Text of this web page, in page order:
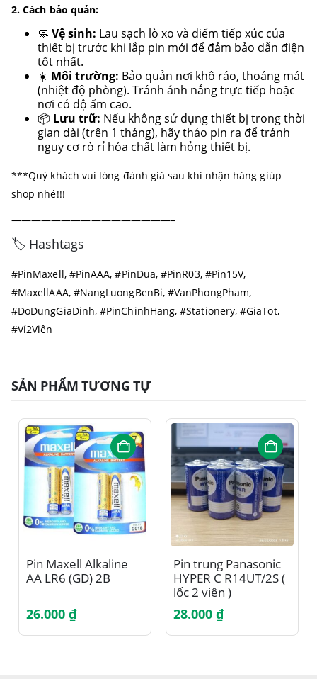
2. Cách bảo quản:
🧼 Vệ sinh: Lau sạch lò xo và điểm tiếp xúc của
thiết bị trước khi lắp pin mới để đảm bảo dẫn điện
tốt nhất.
☀️ Môi trường: Bảo quản nơi khô ráo, thoáng mát
(nhiệt độ phòng). Tránh ánh nắng trực tiếp hoặc
nơi có độ ẩm cao.
📦 Lưu trữ: Nếu không sử dụng thiết bị trong thời
gian dài (trên 1 tháng), hãy tháo pin ra để tránh
nguy cơ rò rỉ hóa chất làm hỏng thiết bị.
***Quý khách vui lòng đánh giá sau khi nhận hàng giúp
shop nhé!!!
————————————————–
🏷️ Hashtags
#PinMaxell, #PinAAA, #PinDua, #PinR03, #Pin15V,
#MaxellAAA, #NangLuongBenBi, #VanPhongPham,
#DoDungGiaDinh, #PinChinhHang, #Stationery, #GiaTot,
#Vỉ2Viên
SẢN PHẨM TƯƠNG TỰ
Pin Maxell Alkaline
AA LR6 (GD) 2B
26.000 ₫
Pin trung Panasonic
HYPER C R14UT/2S (
lốc 2 viên )
28.000 ₫